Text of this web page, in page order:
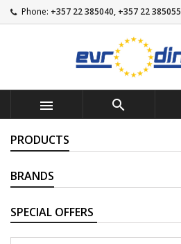
Phone: +357 22 385040, +357 22 385055
 
PRODUCTS
BRANDS